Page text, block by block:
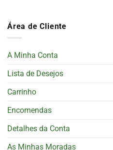
Área de Cliente
A Minha Conta
Lista de Desejos
Carrinho
Encomendas
Detalhes da Conta
As Minhas Moradas